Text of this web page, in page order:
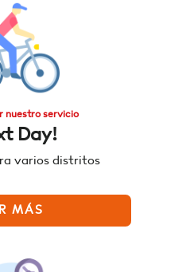
nuestro servicio
Day!
varios distritos
MÁS